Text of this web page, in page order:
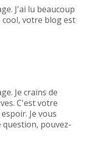
J'ai lu beaucoup
cool, votre blog est
Je crains de
C'est votre
Je vous
question, pouvez-